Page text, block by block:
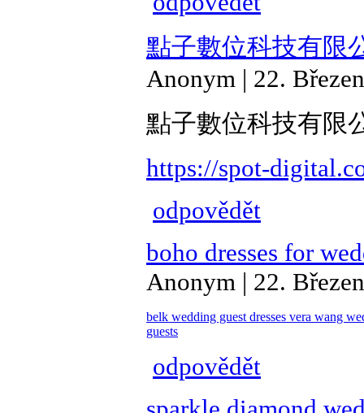
點子數位科技有限
Anonym | 22.
點子數位科技有限
https://spot-
odpovědět
boho dresses for
Anonym | 22.
belk wedding guest dresses vera wang
guests
odpovědět